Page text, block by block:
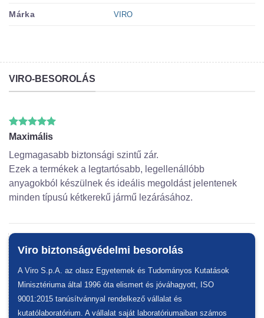
Márka VIRO
VIRO-BESOROLÁS
Maximális
Legmagasabb biztonsági szintű zár.
Ezek a termékek a legtartósabb, legellenállóbb
anyagokból készülnek és ideális megoldást jelentenek
minden típusú kétkerekű jármű lezárásához.
Viro biztonságvédelmi besorolás
A Viro S.p.A. az olasz Egyetemek és Tudományos Kutatások
Minisztériuma által 1996 óta elismert és jóváhagyott, ISO
9001:2015 tanúsítvánnyal rendelkező vállalat és
kutatólaboratórium. A vállalat saját laboratóriumaiban számos